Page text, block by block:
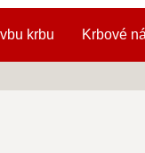
krbu Krbové